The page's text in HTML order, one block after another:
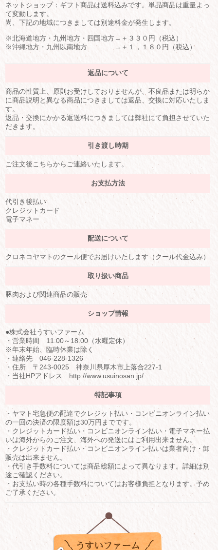
ネットショップ：ギフト商品は送料込みです。単品商品は重量よっ
て変動します。
尚、下記の地域につきましては別途料金が発生します。
※北海道地方・九州地方・四国地方→＋３３０円（税込）
※沖縄地方・九州以南地方 →＋１，１８０円（税込）
返品について
商品の性質上、原則お受けしておりませんが、不良品または明らか
に商品説明と異なる商品につきましては返品、交換に対応いたしま
す。
返品・交換にかかる返送料につきましては弊社にて負担させていた
だきます。
引き渡し時期
ご注文後こちらからご連絡いたします。
お支払方法
代引き後払い
クレジットカード
電子マネー
配送について
クロネコヤマトのクール便でお届けいたします（クール代金込み）
取り扱い商品
豚肉および関連商品の販売
ショップ情報
●株式会社うすいファーム
・営業時間 11:00～18:00（水曜定休）
※年末年始、臨時休業は除く
・連絡先 046-228-1326
・住所 〒243-0025 神奈川県厚木市上落合227-1
・当社HPアドレス http://www.usuinosan.jp/
特記事項
・ヤマト宅急便の配達でクレジット払い・コンビニオンライン払い
の一回の決済の限度額は30万円までです。
・クレジットカード払い・コンビニオンライン払い・電子マネー払
いは海外からのご注文、海外への発送にはご利用出来ません。
・クレジットカード払い・コンビニオンライン払いは業者向け・卸
販売は出来ません。
・代引き手数料については商品総額によって異なります。詳細は別
途ご確認ください。
・お支払い時の各種手数料についてはお客様負担となります。予め
ご了承ください。